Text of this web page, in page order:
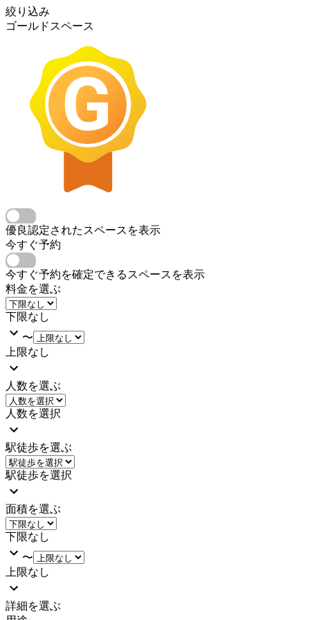
絞り込み
ゴールドスペース
優良認定されたスペースを表示
今すぐ予約
今すぐ予約を確定できるスペースを表示
料金を選ぶ
下限なし
〜
上限なし
人数を選ぶ
人数を選択
駅徒歩を選ぶ
駅徒歩を選択
面積を選ぶ
下限なし
〜
上限なし
詳細を選ぶ